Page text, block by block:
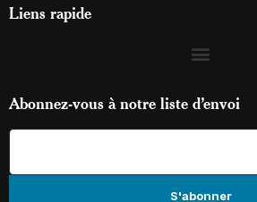
Liens rapide
Abonnez-vous à notre liste d’envoi